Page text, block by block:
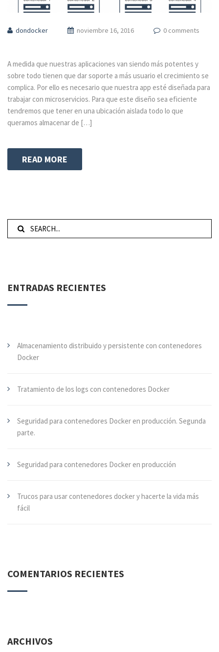
dondocker noviembre 16, 2016 0 comments
A medida que nuestras aplicaciones van siendo más potentes y
sobre todo tienen que dar soporte a más usuario el crecimiento se
complica. Por ello es necesario que nuestra app esté diseñada para
trabajar con microservicios. Para que este diseño sea eficiente
tendremos que tener en una ubicación aislada todo lo que
queramos almacenar de […]
READ MORE
ENTRADAS RECIENTES
Almacenamiento distribuido y persistente con contenedores
Docker
Tratamiento de los logs con contenedores Docker
Seguridad para contenedores Docker en producción. Segunda
parte.
Seguridad para contenedores Docker en producción
Trucos para usar contenedores docker y hacerte la vida más
fácil
COMENTARIOS RECIENTES
ARCHIVOS